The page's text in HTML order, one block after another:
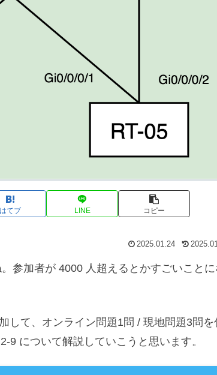
はてブ LINE コピー
2025.01.24
参加者が 4000 人超えるとかすごいことに
して、オンライン問題1問 / 現地問題3問を
9 について解説していこうと思います。